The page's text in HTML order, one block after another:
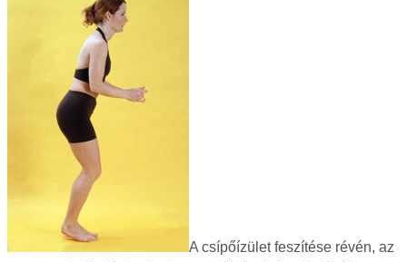
A csípőízület feszítése révén, az